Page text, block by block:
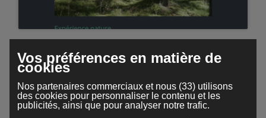
Treetops
Vos préférences en matière de
cookies
Nos partenaires commerciaux et nous (33) utilisons
des cookies pour personnaliser le contenu et les
publicités, ainsi que pour analyser notre trafic.